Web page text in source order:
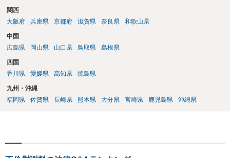
関西
大阪府
兵庫県 京都府 滋賀県 奈良県 和歌山県
中国
広島県
岡山県 山口県 鳥取県 島根県
四国
香川県
愛媛県 高知県 徳島県
九州・沖縄
福岡県
佐賀県 長崎県 熊本県 大分県 宮崎県 鹿児島県 沖縄県